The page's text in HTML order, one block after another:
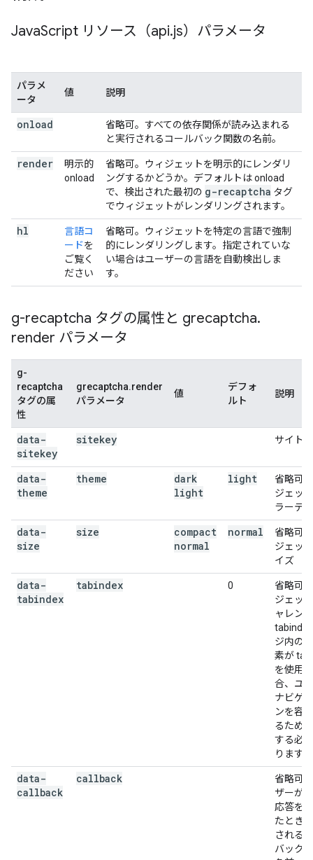
JavaScript リソース（api.js）パラメータ
パラメ
ータ
値 説明
onload
省略可。すべての依存関係が読み込まれる
と実行されるコールバック関数の名前。
render
明示的
onload
省略可。ウィジェットを明示的にレンダリ
ングするかどうか。デフォルトは onload
で、検出された最初の g-recaptcha タグ
でウィジェットがレンダリングされます。
hl
言語コ
ードを
ご覧く
ださい
省略可。ウィジェットを特定の言語で強制
的にレンダリングします。指定されていな
い場合はユーザーの言語を自動検出しま
す。
g-recaptcha タグの属性と grecaptcha.
render パラメータ
g-
recaptcha
タグの属
性
grecaptcha.render
パラメータ
値
デフォ
ルト
説明
data-
sitekey
sitekey サイト
data-
theme
theme
dark
light
light
省略可
ジェッ
ラーテ
data-
size
size
compact
normal
normal
省略可
ジェッ
イズ
data-
tabindex
tabindex 0
省略可
ジェッ
ャレン
ジ内の
素が
を使用
合、ユ
ナビゲ
ンを容
るため
する必
ります。
data-
callback
callback
省略可
ザーが
応答を
たとき
される
バック